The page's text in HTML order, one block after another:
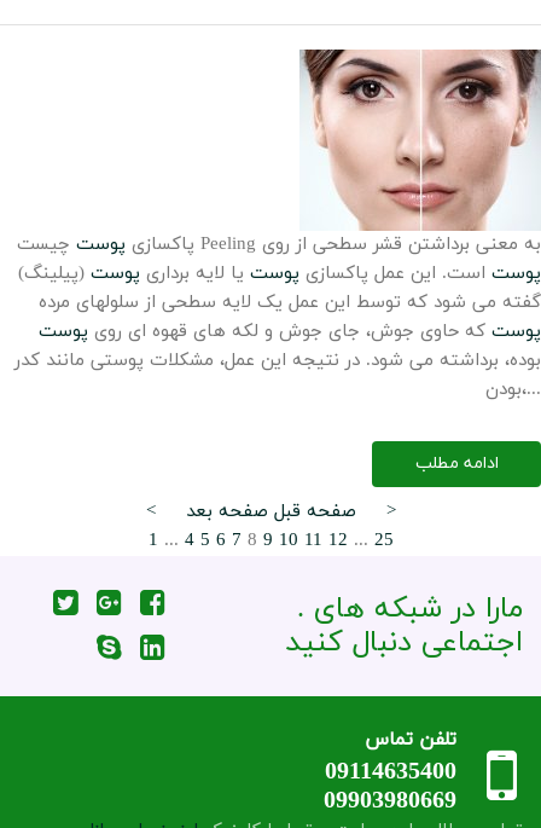
پاکسازی پوست
چیست Peeling به معنی برداشتن قشر سطحی از روی
پوست است. این عمل پاکسازی پوست یا لایه برداری پوست (پیلینگ)
گفته می شود که توسط این عمل یک لایه سطحی از سلولهای مرده
پوست که حاوی جوش، جای جوش و لکه های قهوه ای روی پوست
بوده، برداشته می شود. در نتیجه این عمل، مشکلات پوستی مانند کدر
بودن،...
ادامه مطلب
< صفحه قبل صفحه بعد >
1 ... 4 5 6 7 8 9 10 11 12 ... 25
. مارا در شبکه های
اجتماعی دنبال کنید
تلفن تماس
09114635400
09903980669